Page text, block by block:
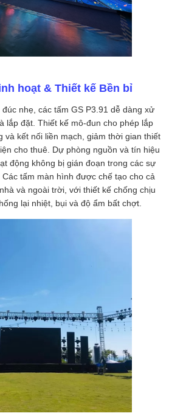
VR
máy
lượng
tôi
LED
LED
hoạt & Thiết kế Bền bỉ
nhẹ, các tấm GS P3.91 dễ dàng xử
lắp đặt. Thiết kế mô-đun cho phép lắp
và kết nối liền mạch, giảm thời gian thiết
cho thuê. Dự phòng nguồn và tín hiệu
động không bị gián đoạn trong các sự
Các tấm màn hình được chế tạo cho cả
và ngoài trời, với thiết kế chống chịu
lại nhiệt, bụi và độ ẩm bất chợt.